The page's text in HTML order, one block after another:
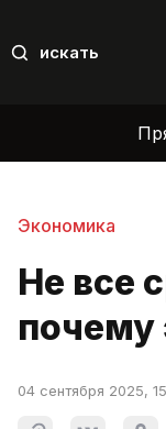
искать
Экономика
Не все
почему
04 сентября 2025,